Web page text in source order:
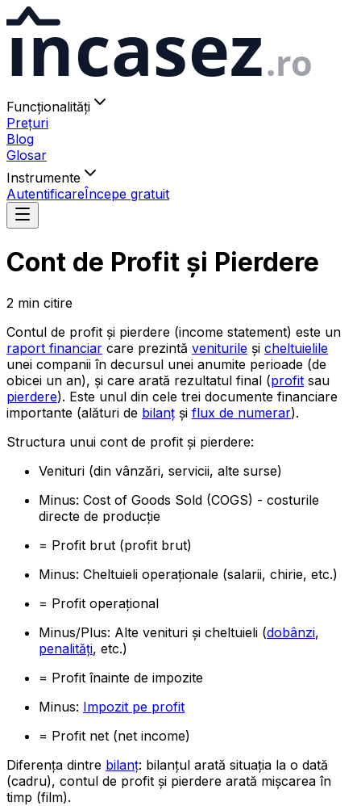
ıncasez.ro
Funcționalități
Prețuri
Blog
Glosar
Instrumente
AutentificareÎncepe gratuit
Cont de Profit și Pierdere
2 min citire
Contul de profit și pierdere (income statement) este un
raport financiar care prezintă veniturile și cheltuielile
unei companii în decursul unei anumite perioade (de
obicei un an), și care arată rezultatul final (profit sau
pierdere). Este unul din cele trei documente financiare
importante (alături de bilanț și flux de numerar).
Structura unui cont de profit și pierdere:
Venituri (din vânzări, servicii, alte surse)
Minus: Cost of Goods Sold (COGS) - costurile
directe de producție
= Profit brut (profit brut)
Minus: Cheltuieli operaționale (salarii, chirie, etc.)
= Profit operațional
Minus/Plus: Alte venituri și cheltuieli (dobânzi,
penalități, etc.)
= Profit înainte de impozite
Minus: Impozit pe profit
= Profit net (net income)
Diferența dintre bilanț: bilanțul arată situația la o dată
(cadru), contul de profit și pierdere arată mișcarea în
timp (film).